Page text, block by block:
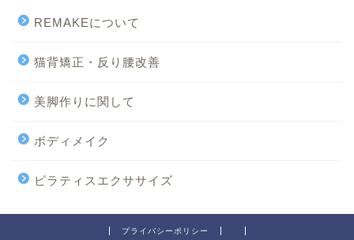
REMAKEについて
猫背矯正・反り腰改善
美脚作りに関して
ボディメイク
ピラティスエクササイズ
プライバシーポリシー